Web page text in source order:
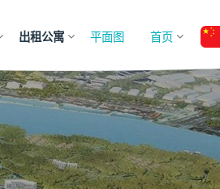
出租公寓 平面图 首页